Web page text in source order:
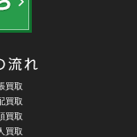
買取
買取
買取
買取